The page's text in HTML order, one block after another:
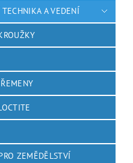
A VEDENÍ
ZEMĚDĚLSTVÍ